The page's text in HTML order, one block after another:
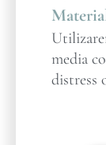
media
distress